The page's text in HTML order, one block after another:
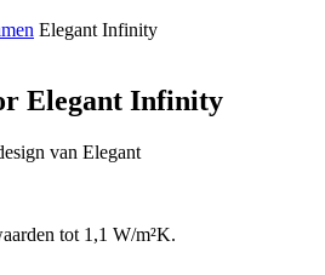
Elegant Infinity
Elegant Infinity
van Elegant
tot 1,1 W/m²K.